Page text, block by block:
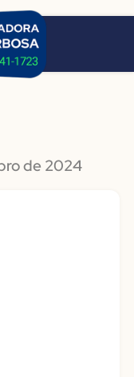
de 2024